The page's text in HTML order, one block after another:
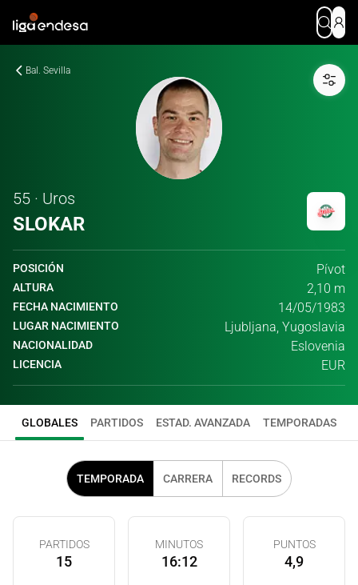
Bal. Sevilla
55 · Uros
SLOKAR
POSICIÓN Pívot
ALTURA 2,10 m
FECHA NACIMIENTO 14/05/1983
LUGAR NACIMIENTO Ljubljana, Yugoslavia
NACIONALIDAD Eslovenia
LICENCIA EUR
GLOBALES PARTIDOS ESTAD. AVANZADA TEMPORADAS
TEMPORADA CARRERA RECORDS
PARTIDOS
15
MINUTOS
16:12
PUNTOS
4,9